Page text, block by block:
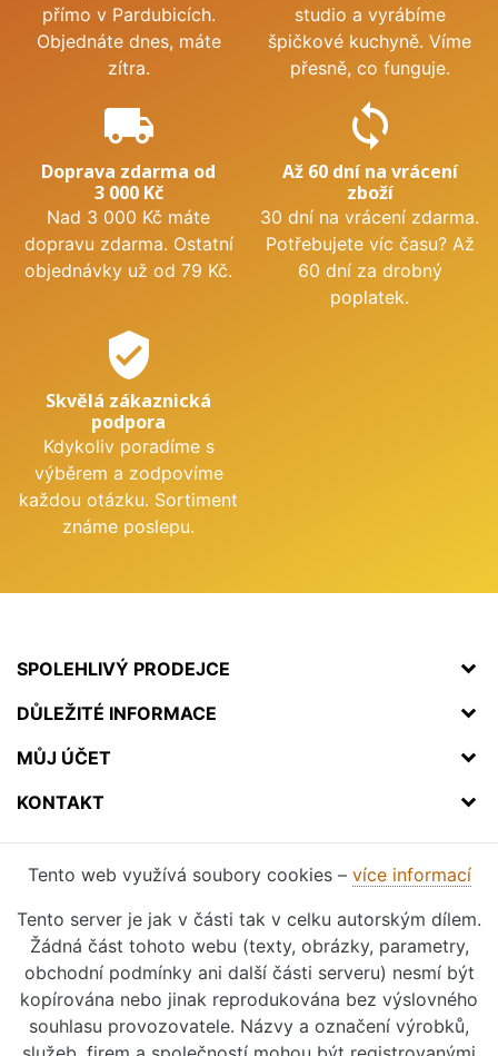
přímo v Pardubicích.
Objednáte dnes, máte
zítra.
studio a vyrábíme
špičkové kuchyně. Víme
přesně, co funguje.
local_shipping
Doprava zdarma od
3 000 Kč
Nad 3 000 Kč máte
dopravu zdarma. Ostatní
objednávky už od 79 Kč.
sync
Až 60 dní na vrácení
zboží
30 dní na vrácení zdarma.
Potřebujete víc času? Až
60 dní za drobný
poplatek.
verified_user
Skvělá zákaznická
podpora
Kdykoliv poradíme s
výběrem a zodpovíme
každou otázku. Sortiment
známe poslepu.
SPOLEHLIVÝ PRODEJCE
DŮLEŽITÉ INFORMACE
MŮJ ÚČET
KONTAKT
Tento web využívá soubory cookies – více informací
Tento server je jak v části tak v celku autorským dílem.
Žádná část tohoto webu (texty, obrázky, parametry,
obchodní podmínky ani další části serveru) nesmí být
kopírována nebo jinak reprodukována bez výslovného
souhlasu provozovatele. Názvy a označení výrobků,